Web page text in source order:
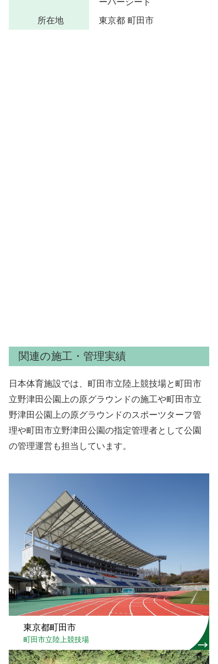
ーバーシード
所在地
東京都 町田市
関連の施工・管理実績
日本体育施設では、町田市立陸上競技場と町田市
立野津田公園上の原グラウンドの施工や町田市立
野津田公園上の原グラウンドのスポーツターフ管
理や町田市立野津田公園の指定管理者として公園
の管理運営も担当しています。
東京都町田市
町田市立陸上競技場